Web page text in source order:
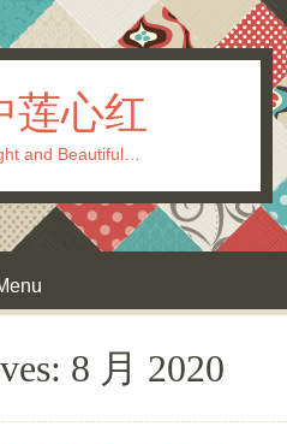
莲心红
and Beautiful…
8 月 2020